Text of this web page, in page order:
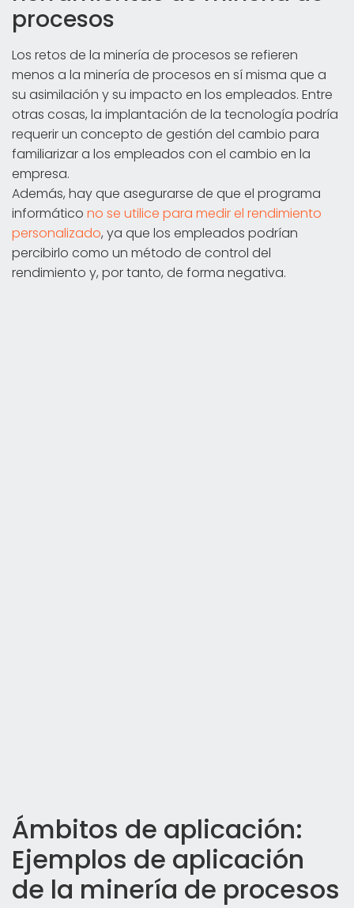
procesos
Los retos de la minería de procesos se refieren
menos a la minería de procesos en sí misma que a
su asimilación y su impacto en los empleados. Entre
otras cosas, la implantación de la tecnología podría
requerir un concepto de gestión del cambio para
familiarizar a los empleados con el cambio en la
empresa.
Además, hay que asegurarse de que el programa
informático no se utilice para medir el rendimiento
personalizado, ya que los empleados podrían
percibirlo como un método de control del
rendimiento y, por tanto, de forma negativa.
Ámbitos de aplicación:
Ejemplos de aplicación
de la minería de procesos